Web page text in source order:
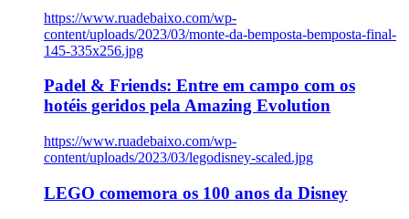
https://www.ruadebaixo.com/wp-
content/uploads/2023/03/monte-da-bemposta-bemposta-final-
145-335x256.jpg
Padel & Friends: Entre em campo com os
hotéis geridos pela Amazing Evolution
https://www.ruadebaixo.com/wp-
content/uploads/2023/03/legodisney-scaled.jpg
LEGO comemora os 100 anos da Disney